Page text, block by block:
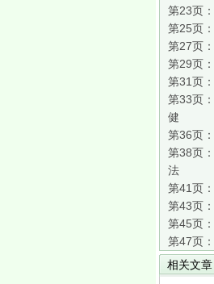
第23页：
第25页：
第27页：
第29页：
第31页：
第33页：
健
第36页：
第38页：
法
第41页：
第43页：
第45页：
第47页：
相关文章